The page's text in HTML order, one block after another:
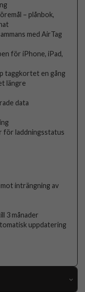
– plånbok,
med AirTag
för iPhone, iPad,
taggkortet en gång
längre
data
för laddningsstatus
inträngning av
3 månader
uppdatering